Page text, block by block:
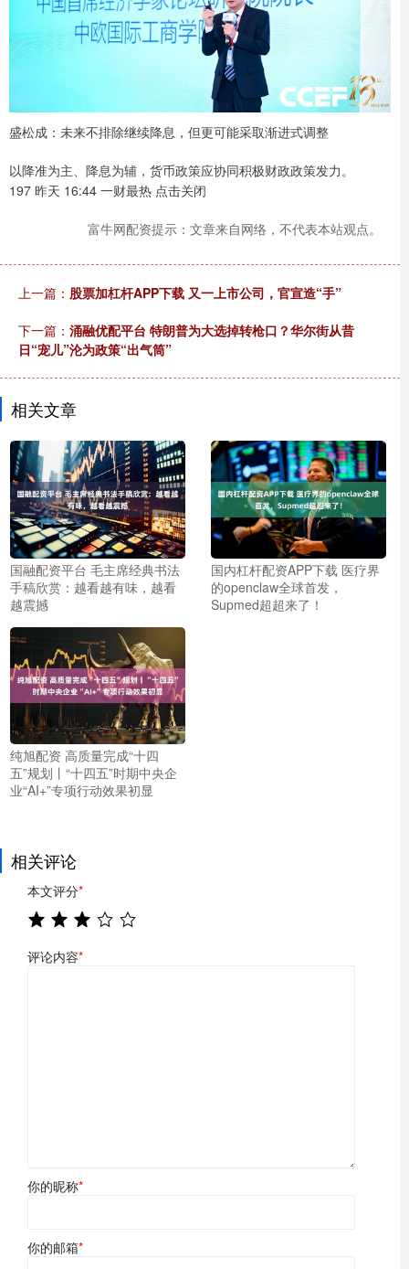
盛松成：未来不排除继续降息，但更可能采取渐进式调整
以降准为主、降息为辅，货币政策应协同积极财政政策发力。
197 昨天 16:44 一财最热 点击关闭
富牛网配资提示：文章来自网络，不代表本站观点。
上一篇： 股票加杠杆APP下载 又一上市公司，官宣造“手”
下一篇： 涌融优配平台 特朗普为大选掉转枪口？华尔街从昔
日“宠儿”沦为政策“出气筒”
相关文章
国融配资平台 毛主席经典书法
手稿欣赏：越看越有味，越看
越震撼
国内杠杆配资APP下载 医疗界
的openclaw全球首发，
Supmed超超来了！
纯旭配资 高质量完成“十四
五”规划丨“十四五”时期中央企
业“AI+”专项行动效果初显
相关评论
本文评分*
评论内容*
你的昵称*
你的邮箱*